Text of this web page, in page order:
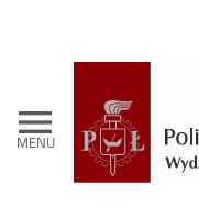
menu
MENU